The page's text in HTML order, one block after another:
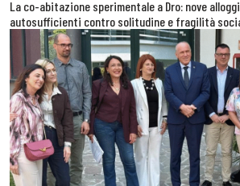
La co-abitazione sperimentale a Dro: nove
autosufficienti contro solitudine e fragilità